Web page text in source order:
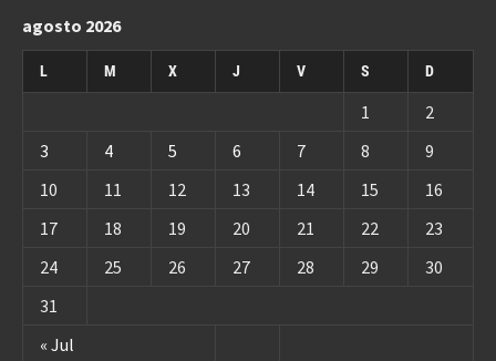
agosto 2026
L M X J V S D
« Jul
1
2
3
4 5 6 7 8
9
10
11 12 13 14 15
16
17
18 19 20 21 22
23
24
25 26 27 28 29
30
31